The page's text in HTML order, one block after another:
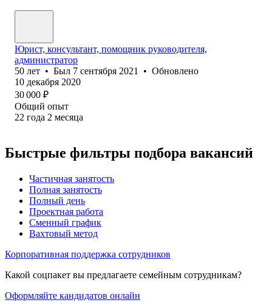
Юрист, консультант, помощник руководителя,
администратор
50 лет • Был 7 сентября 2021 • Обновлено
10 декабря 2020
30 000 ₽
Общий опыт
22 года 2 месяца
Быстрые фильтры подбора вакансий
Частичная занятость
Полная занятость
Полный день
Проектная работа
Сменный график
Вахтовый метод
Корпоративная поддержка сотрудников
Какой соцпакет вы предлагаете семейным сотрудникам?
Оформляйте кандидатов онлайн